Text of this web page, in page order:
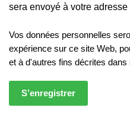
sera envoyé à votre adresse
Vos données personnelles
expérience sur ce site Web,
et à d'autres fins décrites dans
S’enregistrer